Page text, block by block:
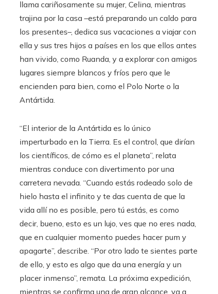
llama cariñosamente su mujer, Celina, mientras
trajina por la casa –está preparando un caldo para
los presentes–, dedica sus vacaciones a viajar con
ella y sus tres hijos a países en los que ellos antes
han vivido, como Ruanda, y a explorar con amigos
lugares siempre blancos y fríos pero que le
encienden para bien, como el Polo Norte o la
Antártida.
“El interior de la Antártida es lo único
imperturbado en la Tierra. Es el control, que dirían
los científicos, de cómo es el planeta”, relata
mientras conduce con divertimento por una
carretera nevada. “Cuando estás rodeado solo de
hielo hasta el infinito y te das cuenta de que la
vida allí no es posible, pero tú estás, es como
decir, bueno, esto es un lujo, ves que no eres nada,
que en cualquier momento puedes hacer pum y
apagarte”, describe. “Por otro lado te sientes parte
de ello, y esto es algo que da una energía y un
placer inmenso”, remata. La próxima expedición,
mientras se confirma una de gran alcance, va a